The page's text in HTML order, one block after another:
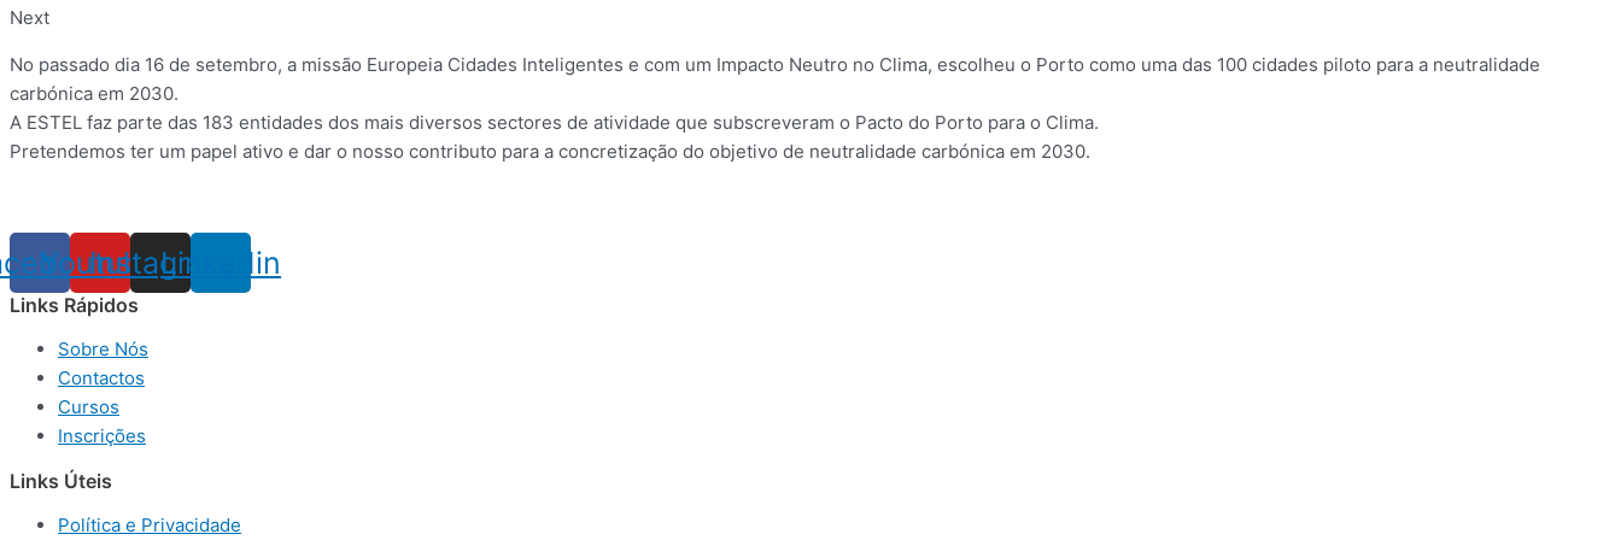
Next
No passado dia 16 de setembro, a missão Europeia Cidades Inteligentes e com um Impacto Neutro no Clima, escolheu o Porto como uma das 100 cidades piloto para a neutralidade
carbónica em 2030.
A ESTEL faz parte das 183 entidades dos mais diversos sectores de atividade que subscreveram o Pacto do Porto para o Clima.
Pretendemos ter um papel ativo e dar o nosso contributo para a concretização do objetivo de neutralidade carbónica em 2030.
Youtube
InstagramLinkedin
Links Rápidos
Sobre Nós
Contactos
Cursos
Inscrições
Links Úteis
Política e Privacidade